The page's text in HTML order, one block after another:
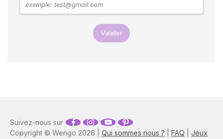
Valider
Copyright © Wengo 2026 | Qui sommes nous ? FAQ Jeux
Suivez-nous sur